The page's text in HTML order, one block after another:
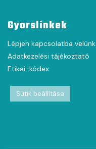
Gyorslinkek
Lépjen kapcsolatba velünk
Adatkezelési tájékoztató
Etikai-kódex
Sütik beállítása